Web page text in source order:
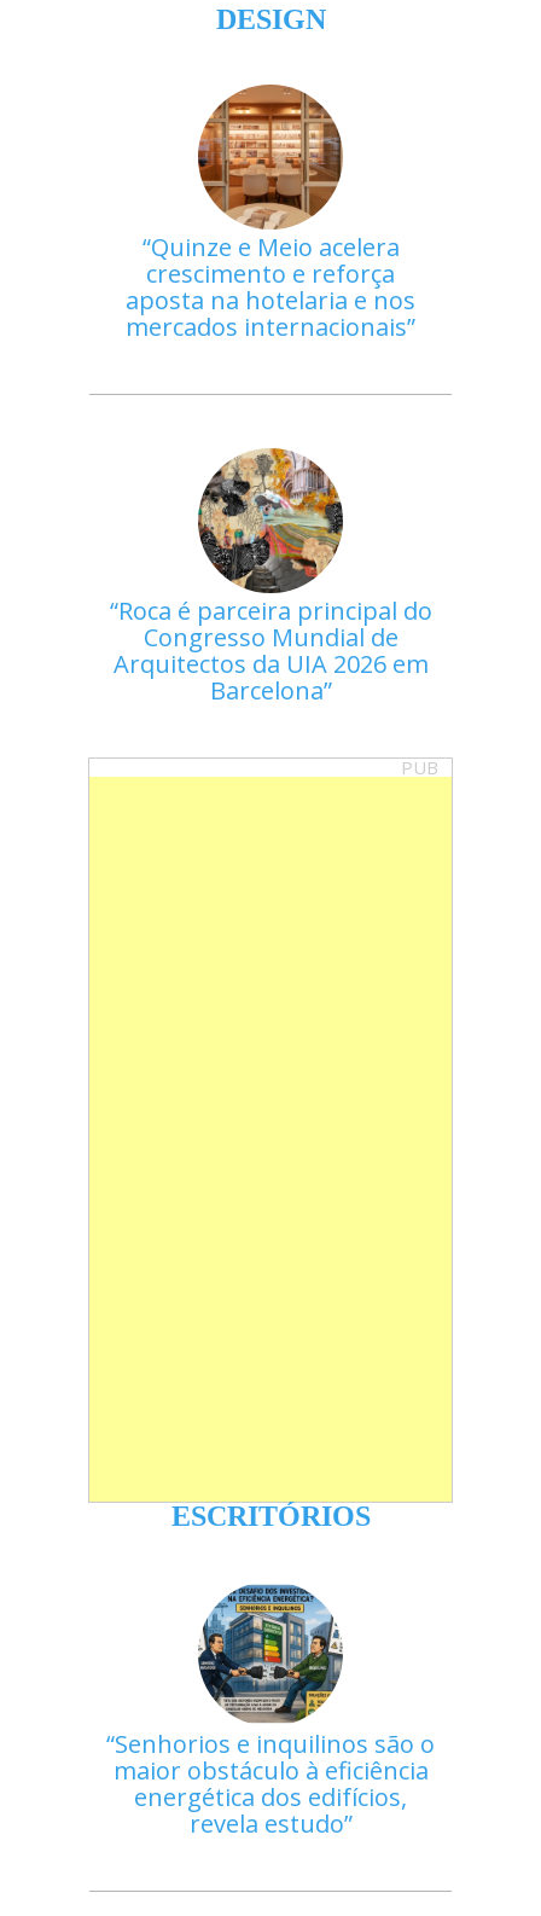
DESIGN
Quinze e Meio acelera
crescimento e reforça
aposta na hotelaria e nos
mercados internacionais
Roca é parceira principal do
Congresso Mundial de
Arquitectos da UIA 2026 em
Barcelona
PUB
ESCRITÓRIOS
Senhorios e inquilinos são o
maior obstáculo à eficiência
energética dos edifícios,
revela estudo